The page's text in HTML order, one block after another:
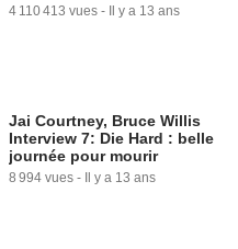
4 110 413 vues - Il y a 13 ans
Jai Courtney, Bruce Willis
Interview 7: Die Hard : belle
journée pour mourir
8 994 vues - Il y a 13 ans